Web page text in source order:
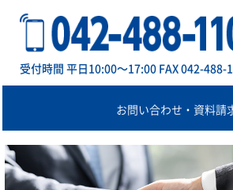
受付時間 平日10:00～17:00 FAX 042-488-
お問い合わせ・資料請